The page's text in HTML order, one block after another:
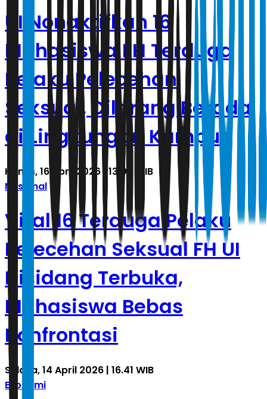
UI Nonaktifkan 16
Mahasiswa FH Terduga
Pelaku Pelecehan
Seksual, Dilarang Berada
di Lingkungan Kampus
Kamis, 16 April 2026 | 13.08 WIB
Nasional
Viral 16 Terduga Pelaku
Pelecehan Seksual FH UI
Disidang Terbuka,
Mahasiswa Bebas
Konfrontasi
Selasa, 14 April 2026 | 16.41 WIB
Ekonomi